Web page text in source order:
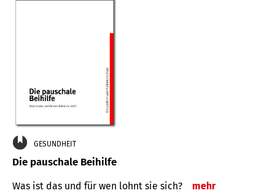
GESUNDHEIT
Die pauschale Beihilfe
Was ist das und für wen lohnt sie sich? mehr